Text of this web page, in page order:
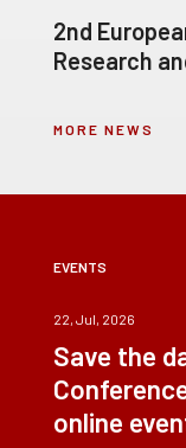
2nd
Research
MORE NEWS
EVENTS
22, Jul, 2026
Save the
online